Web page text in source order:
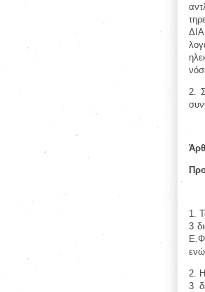
2.
1.
3
2.
3